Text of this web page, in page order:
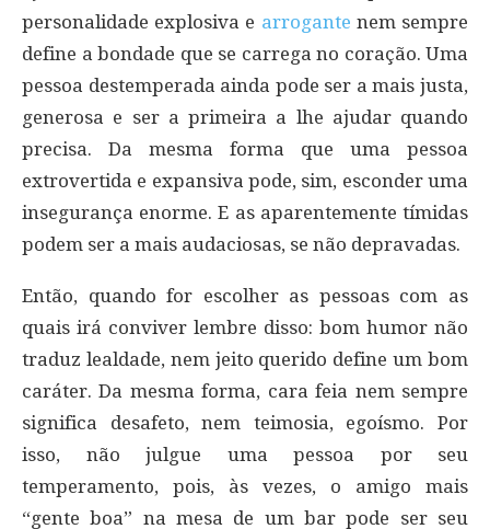
personalidade explosiva e arrogante nem sempre
define a bondade que se carrega no coração. Uma
pessoa destemperada ainda pode ser a mais justa,
generosa e ser a primeira a lhe ajudar quando
precisa. Da mesma forma que uma pessoa
extrovertida e expansiva pode, sim, esconder uma
insegurança enorme. E as aparentemente tímidas
podem ser a mais audaciosas, se não depravadas.
Então, quando for escolher as pessoas com as
quais irá conviver lembre disso: bom humor não
traduz lealdade, nem jeito querido define um bom
caráter. Da mesma forma, cara feia nem sempre
significa desafeto, nem teimosia, egoísmo. Por
isso, não julgue uma pessoa por seu
temperamento, pois, às vezes, o amigo mais
“gente boa” na mesa de um bar pode ser seu